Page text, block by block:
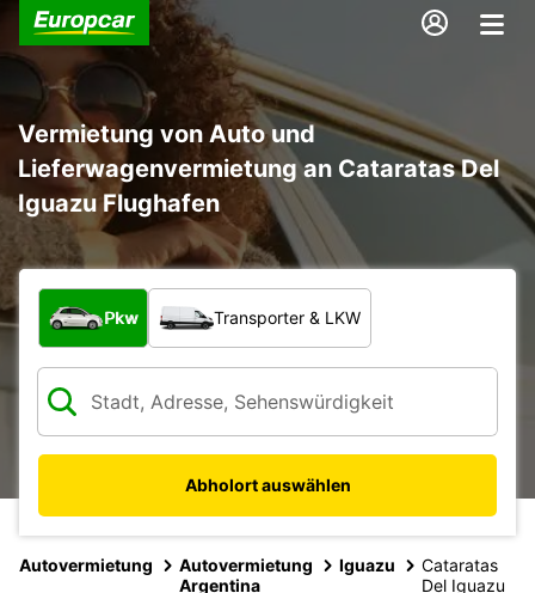
Vermietung von Auto und
Lieferwagenvermietung an Cataratas Del
Iguazu Flughafen
Welche Art von Fahrzeug?
Pkw Transporter & LKW
Abholort auswählen
Autovermietung
Autovermietung
Argentina
Iguazu
Cataratas
Del Iguazu